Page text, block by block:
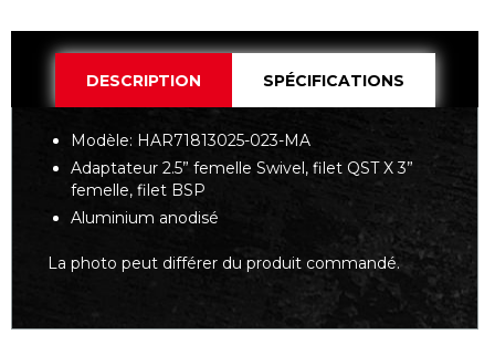
DESCRIPTION SPÉCIFICATIONS
Modèle: HAR71813025-023-MA
Adaptateur 2.5” femelle Swivel, filet QST X 3”
femelle, filet BSP
Aluminium anodisé
La photo peut différer du produit commandé.